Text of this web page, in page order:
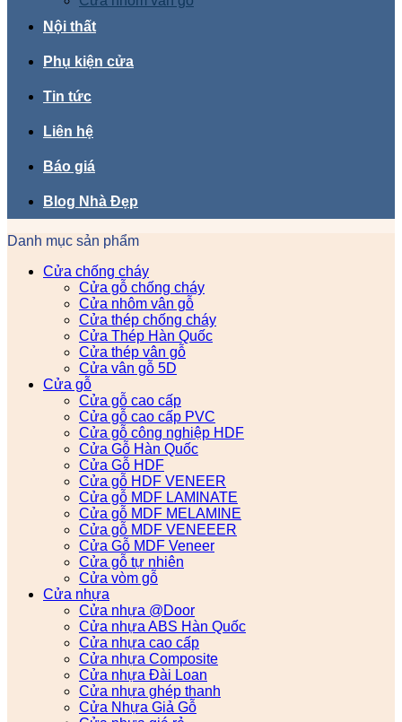
Nội thất
Phụ kiện cửa
Tin tức
Liên hệ
Báo giá
Blog Nhà Đẹp
Danh mục sản phẩm
Cửa chống cháy
Cửa gỗ chống cháy
Cửa nhôm vân gỗ
Cửa thép chống cháy
Cửa Thép Hàn Quốc
Cửa thép vân gỗ
Cửa vân gỗ 5D
Cửa gỗ
Cửa gỗ cao cấp
Cửa gỗ cao cấp PVC
Cửa gỗ công nghiệp HDF
Cửa Gỗ Hàn Quốc
Cửa Gỗ HDF
Cửa gỗ HDF VENEER
Cửa gỗ MDF LAMINATE
Cửa gỗ MDF MELAMINE
Cửa gỗ MDF VENEEER
Cửa Gỗ MDF Veneer
Cửa gỗ tự nhiên
Cửa vòm gỗ
Cửa nhựa
Cửa nhựa @Door
Cửa nhựa ABS Hàn Quốc
Cửa nhựa cao cấp
Cửa nhựa Composite
Cửa nhựa Đài Loan
Cửa nhựa ghép thanh
Cửa Nhựa Giả Gỗ